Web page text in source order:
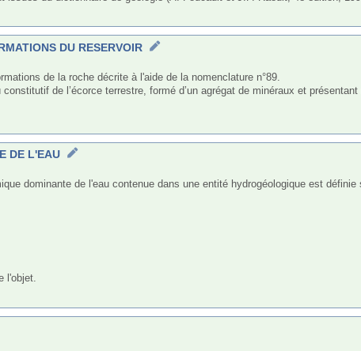
DU RESERVOIR
de l’écorce terrestre, formé d’un agrégat de minéraux et
DE L'EAU
l'objet.